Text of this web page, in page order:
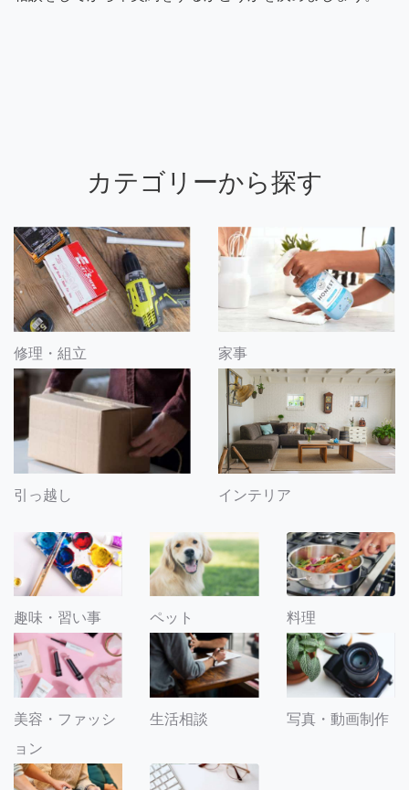
カテゴリーから探す
修理・組立 家事
引っ越し インテリア
趣味・習い事 ペット 料理
美容・ファッシ
ョン
生活相談 写真・動画制作